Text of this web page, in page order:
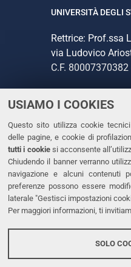
USIAMO I COOKIES
Questo sito utilizza cookie
delle pagine, e cookie di
tutti i cookiesi acconsente
Chiudendo il banner verranno
navigazione e alcuni contenuti
preferenze possono essere
laterale "Gestisci impostazioni
Per maggiori informazioni, ti
SOLO
UNIVERSITÀ DEGLI
Rettrice: Prof.ssa
via Ludovico
C.F.
CONTATTI
Tel. +39 0532
Fax. +39 0532
PEC
LINKS
Dichiarazione di
Protezione dati